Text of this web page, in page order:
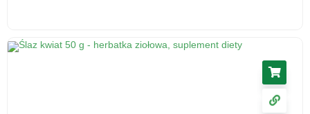
Korzeń lubczyka, 50 g - środek spożywczy